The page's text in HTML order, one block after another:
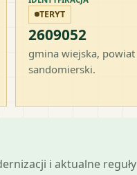
TERYT
2609052
gmina wiejska, powiat
sandomierski.
i aktualne reguły